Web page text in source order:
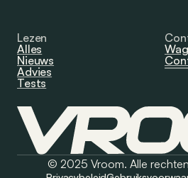
Lezen
Alles
Nieuws
Advies
Tests
© 2025 Vroom. Alle